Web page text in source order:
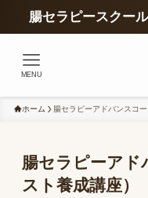
腸セラピースクー
MENU
ホーム 腸セラピーアドバンスコ
腸セラピーアド
スト養成講座）